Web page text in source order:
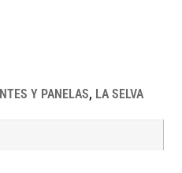
Y PANELAS, LA SELVA